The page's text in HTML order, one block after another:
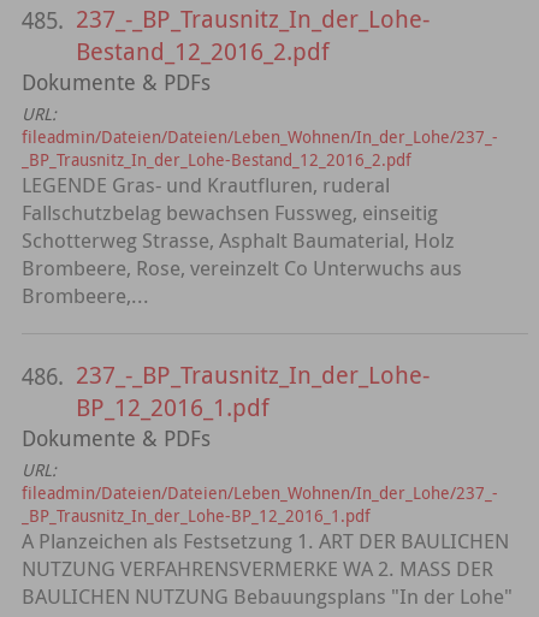
485. 237_-_BP_Trausnitz_In_der_Lohe-
Bestand_12_2016_2.pdf
Dokumente & PDFs
URL:
fileadmin/Dateien/Dateien/Leben_Wohnen/In_der_Lohe/237_-
_BP_Trausnitz_In_der_Lohe-Bestand_12_2016_2.pdf
LEGENDE Gras- und Krautfluren, ruderal
Fallschutzbelag bewachsen Fussweg, einseitig
Schotterweg Strasse, Asphalt Baumaterial, Holz
Brombeere, Rose, vereinzelt Co Unterwuchs aus
Brombeere,...
486. 237_-_BP_Trausnitz_In_der_Lohe-
BP_12_2016_1.pdf
Dokumente & PDFs
URL:
fileadmin/Dateien/Dateien/Leben_Wohnen/In_der_Lohe/237_-
_BP_Trausnitz_In_der_Lohe-BP_12_2016_1.pdf
A Planzeichen als Festsetzung 1. ART DER BAULICHEN
NUTZUNG VERFAHRENSVERMERKE WA 2. MASS DER
BAULICHEN NUTZUNG Bebauungsplans "In der Lohe"